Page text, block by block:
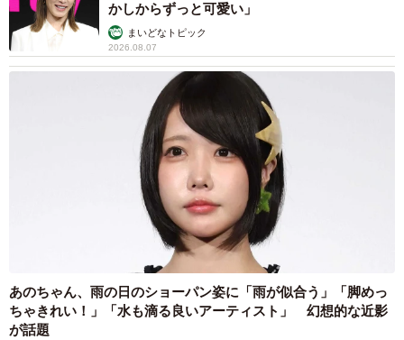
かしからずっと可愛い」
まいどなトピック
2026.08.07
あのちゃん、雨の日のショーパン姿に「雨が似合う」「脚めっ
ちゃきれい！」「水も滴る良いアーティスト」 幻想的な近影
が話題